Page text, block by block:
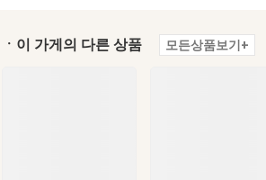
ㆍ이 가게의 다른 상품 모든상품보기+